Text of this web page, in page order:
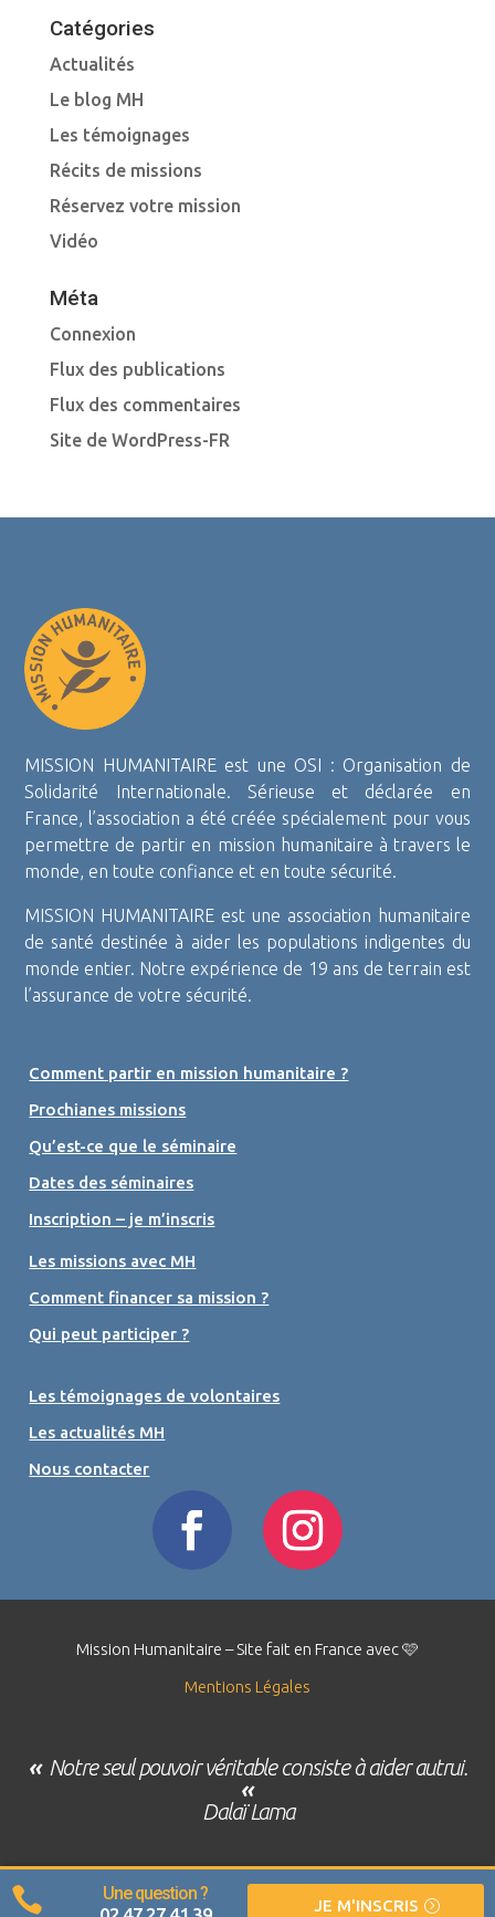
Catégories
Actualités
Le blog MH
Les témoignages
Récits de missions
Réservez votre mission
Vidéo
Méta
Connexion
Flux des publications
Flux des commentaires
Site de WordPress-FR

Une question ?
JE M'INSCRIS
MISSION HUMANITAIRE est une OSI : Organisation de
Solidarité Internationale. Sérieuse et déclarée en
France, l’association a été créée spécialement pour vous
permettre de partir en mission humanitaire à travers le
monde, en toute confiance et en toute sécurité.
MISSION HUMANITAIRE est une association humanitaire
de santé destinée à aider les populations indigentes du
monde entier. Notre expérience de 19 ans de terrain est
l’assurance de votre sécurité.
Comment partir en mission humanitaire ?
Prochianes missions
Qu’est-ce que le séminaire
Dates des séminaires
Inscription – je m’inscris
Les missions avec MH
Comment financer sa mission ?
Qui peut participer ?
Les témoignages de volontaires
Les actualités MH
Nous contacter
Mission Humanitaire – Site fait en France avec 🩷
Mentions Légales
« Notre seul pouvoir véritable consiste à aider autrui.
«
Dalaï Lama